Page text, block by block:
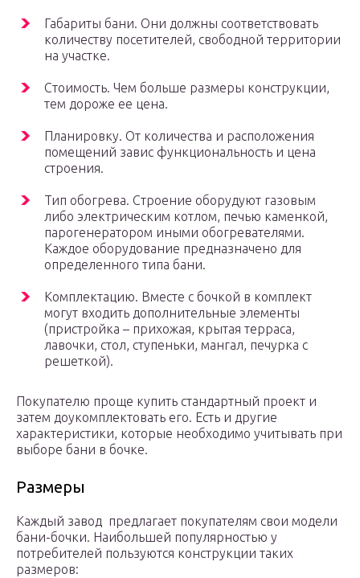
Габариты бани. Они должны соответствовать
количеству посетителей, свободной территории
на участке.
Стоимость. Чем больше размеры конструкции,
тем дороже ее цена.
Планировку. От количества и расположения
помещений завис функциональность и цена
строения.
Тип обогрева. Строение оборудуют газовым
либо электрическим котлом, печью каменкой,
парогенератором иными обогревателями.
Каждое оборудование предназначено для
определенного типа бани.
Комплектацию. Вместе с бочкой в комплект
могут входить дополнительные элементы
(пристройка – прихожая, крытая терраса,
лавочки, стол, ступеньки, мангал, печурка с
решеткой).
Покупателю проще купить стандартный проект и
затем доукомплектовать его. Есть и другие
характеристики, которые необходимо учитывать при
выборе бани в бочке.
Размеры
Каждый завод предлагает покупателям свои модели
бани-бочки. Наибольшей популярностью у
потребителей пользуются конструкции таких
размеров: